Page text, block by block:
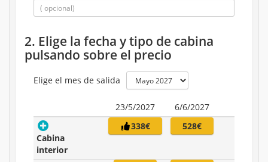
2. Elige la fecha y tipo de cabina
pulsando sobre el precio
Elige el mes de salida
23/5/2027 6/6/2027
Cabina
interior
338€ 528€